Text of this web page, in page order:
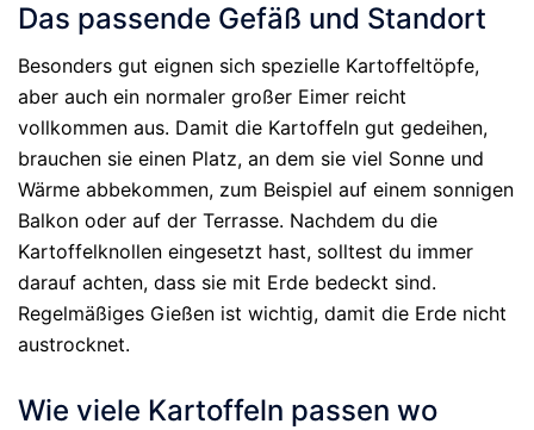
Das passende Gefäß und Standort
Besonders gut eignen sich spezielle Kartoffeltöpfe,
aber auch ein normaler großer Eimer reicht
vollkommen aus. Damit die Kartoffeln gut gedeihen,
brauchen sie einen Platz, an dem sie viel Sonne und
Wärme abbekommen, zum Beispiel auf einem sonnigen
Balkon oder auf der Terrasse. Nachdem du die
Kartoffelknollen eingesetzt hast, solltest du immer
darauf achten, dass sie mit Erde bedeckt sind.
Regelmäßiges Gießen ist wichtig, damit die Erde nicht
austrocknet.
Wie viele Kartoffeln passen wo